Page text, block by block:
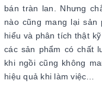
bán tràn lan. Nhưng
nào cũng mang lại
hiểu và phân tích thật
các sản phẩm có chất
khi ngồi cũng không
hiệu quả khi làm việc…